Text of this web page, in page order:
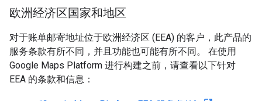
欧洲经济区国家和地区
对于账单邮寄地址位于欧洲经济区 (EEA) 的客户，此产品的
服务条款有所不同，并且功能也可能有所不同。 在使用
Google Maps Platform 进行构建之前，请查看以下针对
EEA 的条款和信息：